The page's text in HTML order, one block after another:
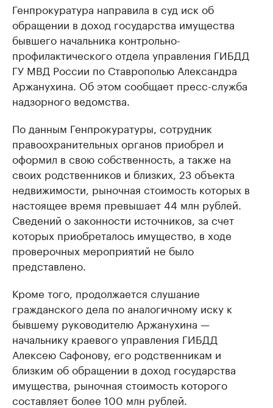
Генпрокуратура направила в суд иск об
обращении в доход государства имущества
бывшего начальника контрольно-
профилактического отдела управления ГИБДД
ГУ МВД России по Ставрополью Александра
Аржанухина. Об этом сообщает пресс-служба
надзорного ведомства.
По данным Генпрокуратуры, сотрудник
правоохранительных органов приобрел и
оформил в свою собственность, а также на
своих родственников и близких, 23 объекта
недвижимости, рыночная стоимость которых в
настоящее время превышает 44 млн рублей.
Сведений о законности источников, за счет
которых приобреталось имущество, в ходе
проверочных мероприятий не было
представлено.
Кроме того, продолжается слушание
гражданского дела по аналогичному иску к
бывшему руководителю Аржанухина —
начальнику краевого управления ГИБДД
Алексею Сафонову, его родственникам и
близким об обращении в доход государства
имущества, рыночная стоимость которого
составляет более 100 млн рублей.